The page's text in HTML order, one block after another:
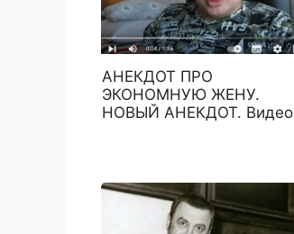
АНЕКДОТ ПРО
ЭКОНОМНУЮ ЖЕНУ.
НОВЫЙ АНЕКДОТ. Видео